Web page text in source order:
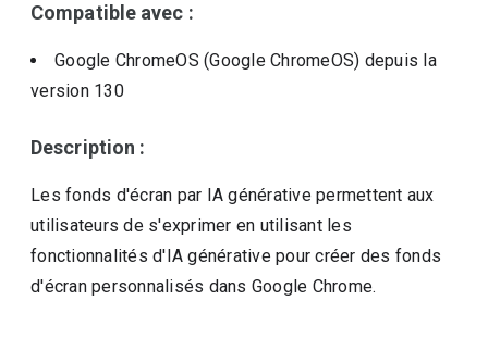
Compatible avec :
Google ChromeOS (Google ChromeOS) depuis la
version 130
Description :
Les fonds d'écran par IA générative permettent aux
utilisateurs de s'exprimer en utilisant les
fonctionnalités d'IA générative pour créer des fonds
d'écran personnalisés dans Google Chrome.